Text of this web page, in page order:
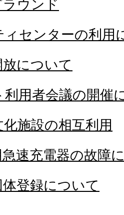
ウンド
センターの利用
について
用者会議の開催
施設の相互利用
速充電器の故障
登録について